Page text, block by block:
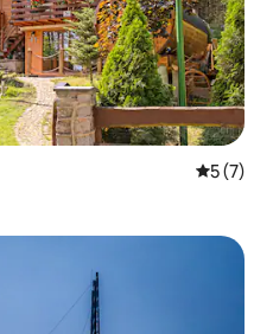
平均评分
5 (7)